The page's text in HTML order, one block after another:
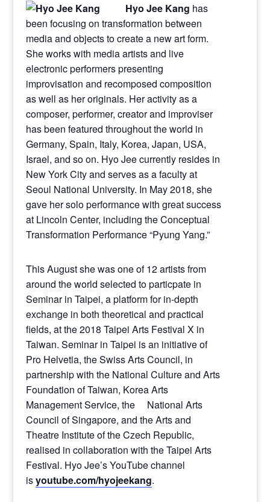
Hyo Jee Kang has
been focusing on transformation between
media and objects to create a new art form.
She works with media artists and live
electronic performers presenting
improvisation and recomposed composition
as well as her originals. Her activity as a
composer, performer, creator and improviser
has been featured throughout the world in
Germany, Spain, Italy, Korea, Japan, USA,
Israel, and so on. Hyo Jee currently resides in
New York City and serves as a faculty at
Seoul National University. In May 2018, she
gave her solo performance with great success
at Lincoln Center, including the Conceptual
Transformation Performance “Pyung Yang.”
This August she was one of 12 artists from
around the world selected to particpate in
Seminar in Taipei, a platform for in-depth
exchange in both theoretical and practical
fields, at the 2018 Taipei Arts Festival X in
Taiwan. Seminar in Taipei is an initiative of
Pro Helvetia, the Swiss Arts Council, in
partnership with the National Culture and Arts
Foundation of Taiwan, Korea Arts
Management Service, the National Arts
Council of Singapore, and the Arts and
Theatre Institute of the Czech Republic,
realised in collaboration with the Taipei Arts
Festival. Hyo Jee’s YouTube channel
isyoutube.com/hyojeekang.